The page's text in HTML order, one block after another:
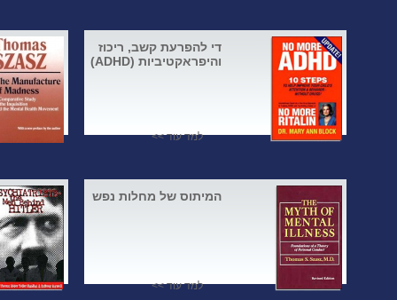
די להפרעת קשב, ריכוז
והיפראקטיביות (ADHD)
למד עוד >>
המיתוס של מחלות נפש
למד עוד >>